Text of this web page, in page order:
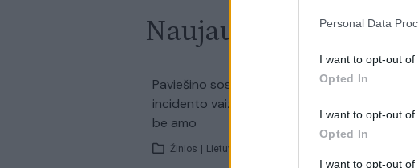
Personal Data
I want to opt-out of
Opted In
I want to opt-out of
Opted In
I want to opt-out
Naujausi įrašai
00:01:05
Paviešino sostinės autobuse kilusio
incidento vaizdo įrašą: važiavę keleiviai liko
be amo
Žinios | Lietuvos diena